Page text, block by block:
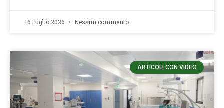
16 Luglio 2026 Nessun commento
ARTICOLI CON VIDEO